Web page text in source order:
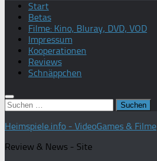
Start
Betas
Filme: Kino, Bluray, DVD, VOD
Impressum
Kooperationen
Reviews
Schnäppchen
Suchen
nach:
Heimspiele.info - VideoGames & Filme
Review & News - Site